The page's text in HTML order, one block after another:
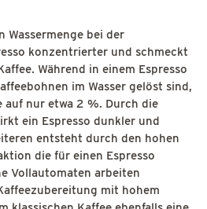
bei der
konzentrierter und schmeckt
Während in einem Espresso
im Wasser gelöst sind,
nur etwa 2 %. Durch die
ein Espresso dunkler und
entsteht durch den hohen
die für einen Espresso
Vollautomaten arbeiten
mit hohem